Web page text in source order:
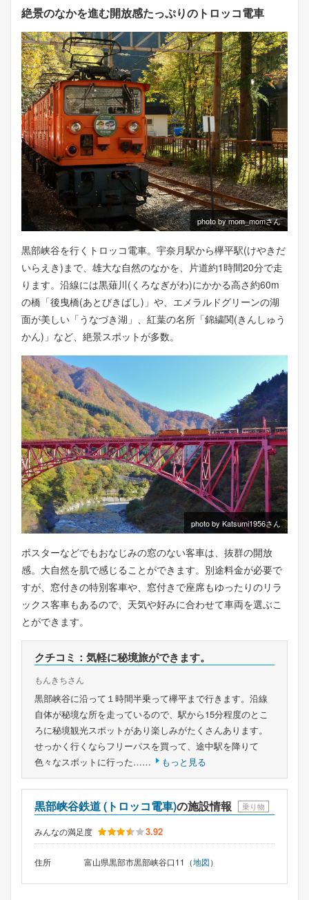
絶景のなかを進む開放感たっぷりのトロッコ電車
photo by mom_momさん
黒部峡谷を行くトロッコ電車。宇奈月駅から欅平駅(けやきだ
いらえき)まで、雄大な自然のなかを、片道約1時間20分で走
ります。沿線には黒薙川(くろなぎがわ)にかかる高さ約60m
の橋「後曳橋(あとびきばし)」や、エメラルドグリーンの湖
面が美しい「うなづき湖」、紅葉の名所「錦繍関(きんしゅう
かん)」など、絶景スポットが多数。
photo by Katsumi1956さん
ポスターなどでもおなじみの窓のない客車は、抜群の開放
感。大自然を肌で感じることができます。別途料金が必要で
すが、窓付きの特別客車や、窓付きで座席もゆったりのリラ
ックス客車もあるので、天気や好みに合わせて車両を選ぶこ
とができます。
クチコミ：気軽に秘境旅ができます。
もんきちさん
黒部峡谷に沿って１時間半乗って欅平まで行きます。沿線
自体が秘境な所を走っているので、駅から15分程度のとこ
ろに秘境観光スポットがあり楽しみがたくさんあります。
せっかく行くならフリーパスを買って、途中駅を降りて
色々なスポットに行った……
もっと見る
黒部峡谷鉄道 (トロッコ電車)の施設情報 乗り物
みんなの満足度 3.92
住所 富山県黒部市黒部峡谷口11（地図）